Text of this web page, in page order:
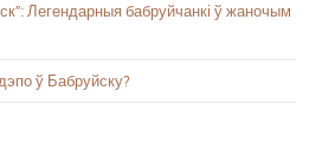
Легендарныя бабруйчанкі ў жаночым
ў Бабруйску?